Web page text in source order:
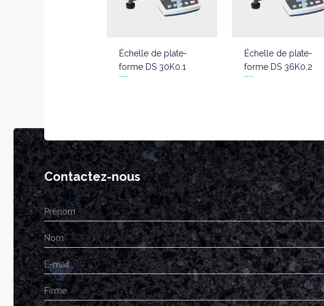
Échelle de plate-
forme DS 30K0.1
Échelle de plate-
forme DS 36K0.2
Contactez-nous